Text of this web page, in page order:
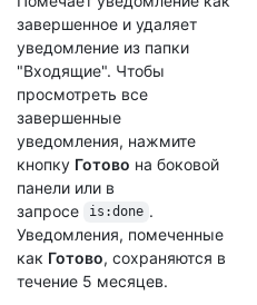
завершенное и удаляет
уведомление из папки
"Входящие". Чтобы
просмотреть все
завершенные
уведомления, нажмите
кнопку Готово на боковой
панели или в
запросе
is:done .
Уведомления, помеченные
как Готово, сохраняются в
течение 5 месяцев.